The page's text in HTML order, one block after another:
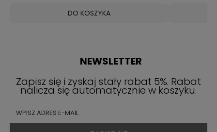
noszone przez osoby, które nie mają przekłutych
DO KOSZYKA
NEWSLETTER
Zapisz się i zyskaj stały rabat 5%. Rabat
nalicza się automatycznie w koszyku.